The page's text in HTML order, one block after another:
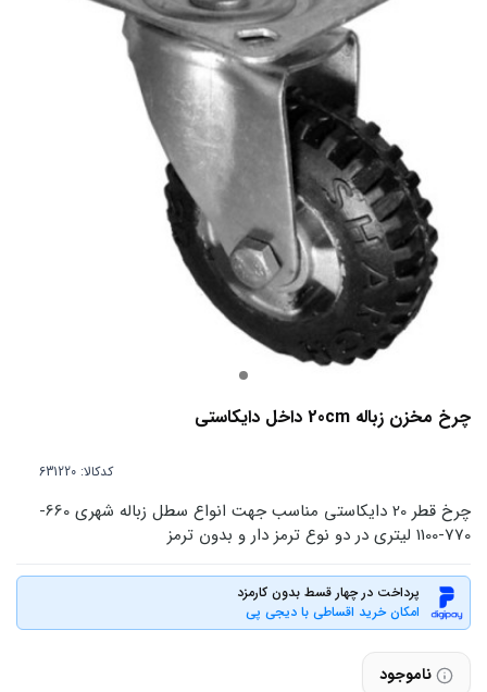
کدکالا:
چرخ مخزن زباله 20cm داخل دایکاستی
چرخ قطر 20 دایکاستی مناسب جهت انواع سطل زباله شهری 660-
770-1100 لیتری در دو نوع ترمز دار و بدون ترمز
پرداخت در چهار قسط بدون کارمزد
امکان خرید اقساطی با دیجی پی
ناموجود